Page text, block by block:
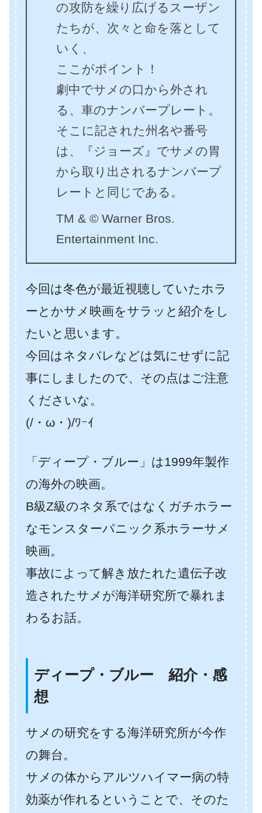
の攻防を繰り広げるスーザン
たちが、次々と命を落として
いく、
ここがポイント！
劇中でサメの口から外され
る、車のナンバープレート。
そこに記された州名や番号
は、『ジョーズ』でサメの胃
から取り出されるナンバープ
レートと同じである。
TM & © Warner Bros.
Entertainment Inc.
今回は冬色が最近視聴していたホラ
ーとかサメ映画をサラッと紹介をし
たいと思います。
今回はネタバレなどは気にせずに記
事にしましたので、その点はご注意
くださいな。
(/・ω・)/ﾜｰｲ
「ディープ・ブルー」は1999年製作
の海外の映画。
B級Z級のネタ系ではなくガチホラー
なモンスターパニック系ホラーサメ
映画。
事故によって解き放たれた遺伝子改
造されたサメが海洋研究所で暴れま
わるお話。
ディープ・ブルー 紹介・感
想
サメの研究をする海洋研究所が今作
の舞台。
サメの体からアルツハイマー病の特
効薬が作れるということで、そのた